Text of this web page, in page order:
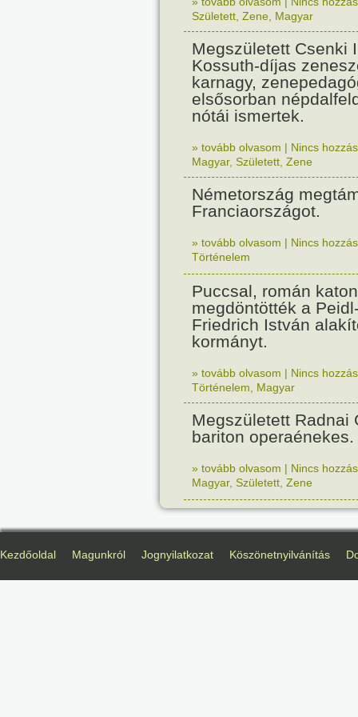
Született Zene Magyar
Megszületett Csenki
Kossuth-díjas
karnagy,
elsősorban
nótái ismertek.
» tovább olvasom | Nincs
Magyar, Született Zene
Németország
Franciaországot.
» tovább olvasom | Nincs
Történelem
Puccsal, román
megdöntötték a
Friedrich István
kormányt.
» tovább olvasom | Nincs
Történelem
Magyar
Megszületett Radnai
bariton operaénekes.
» tovább olvasom | Nincs
Magyar, Született Zene
Kezdőoldal Magunkról Jognyilatkozat Köszönetnyilvánítás